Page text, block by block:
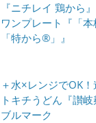
『ニチレイ 鶏から
ワンプレート『「
「特から®」』
＋水×レンジでOK
トキチうどん『讃
ブルマーク